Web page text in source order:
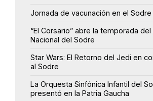
Jornada de vacunación en el Sodre
“El Corsario” abre la temporada del
Nacional del Sodre
Star Wars: El Retorno del Jedi en
al Sodre
La Orquesta Sinfónica Infantil del
presentó en la Patria Gaucha